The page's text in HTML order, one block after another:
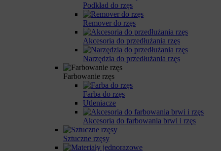
Podkład do rzęs
Remover do rzęs
Akcesoria do przedłużania rzęs
Narzędzia do przedłużania rzęs
Farbowanie rzęs
Farba do rzęs
Utleniacze
Akcesoria do farbowania brwi i rzęs
Sztuczne rzęsy